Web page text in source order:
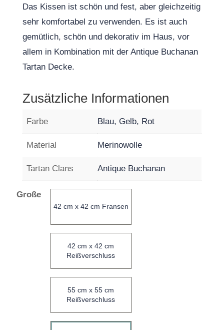
Das Kissen ist schön und fest, aber gleichzeitig
sehr komfortabel zu verwenden. Es ist auch
gemütlich, schön und dekorativ im Haus, vor
allem in Kombination mit der Antique Buchanan
Tartan Decke.
Zusätzliche Informationen
Farbe Blau, Gelb, Rot
Material Merinowolle
Tartan Clans Antique Buchanan
Große
42 cm x 42 cm Fransen
42 cm x 42 cm
Reißverschluss
55 cm x 55 cm
Reißverschluss